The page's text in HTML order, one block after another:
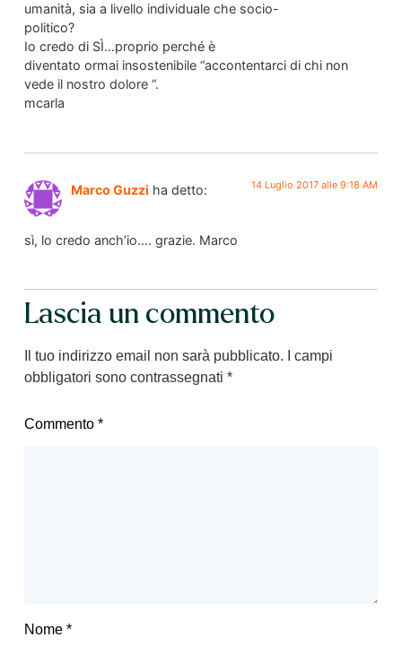
umanità, sia a livello individuale che socio-
politico?
Io credo di SÌ…proprio perché è
diventato ormai insostenibile “accontentarci di chi non
vede il nostro dolore “.
mcarla
Marco Guzzi ha detto: 14 Luglio 2017 alle 9:18 AM
sì, lo credo anch’io…. grazie. Marco
Lascia un commento
Il tuo indirizzo email non sarà pubblicato.
I campi
obbligatori sono contrassegnati *
Commento *
Nome *